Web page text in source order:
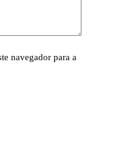
navegador para a